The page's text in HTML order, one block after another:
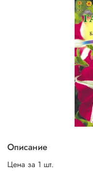
Описание
Цена за 1 шт.